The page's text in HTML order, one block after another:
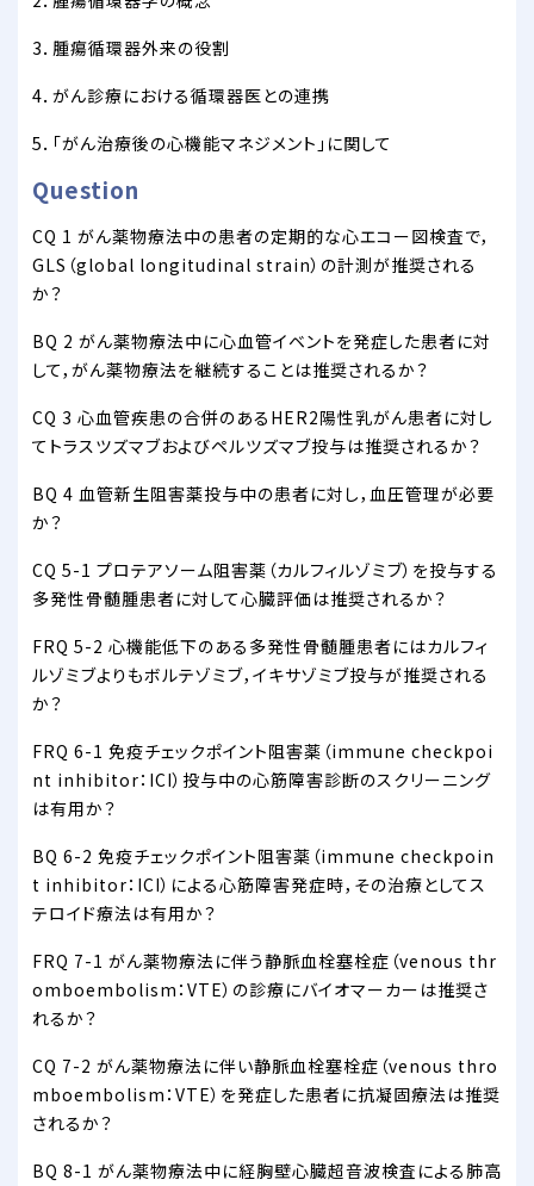
3．腫瘍循環器外来の役割
4．がん診療における循環器医との連携
5．「がん治療後の心機能マネジメント」に関して
Question
CQ 1 がん薬物療法中の患者の定期的な心エコー図検査で，
GLS（global longitudinal strain）の計測が推奨される
か？
BQ 2 がん薬物療法中に心血管イベントを発症した患者に対
して，がん薬物療法を継続することは推奨されるか？
CQ 3 心血管疾患の合併のあるHER2陽性乳がん患者に対し
てトラスツズマブおよびペルツズマブ投与は推奨されるか？
BQ 4 血管新生阻害薬投与中の患者に対し，血圧管理が必要
か？
CQ 5-1 プロテアソーム阻害薬（カルフィルゾミブ）を投与する
多発性骨髄腫患者に対して心臓評価は推奨されるか？
FRQ 5-2 心機能低下のある多発性骨髄腫患者にはカルフィ
ルゾミブよりもボルテゾミブ，イキサゾミブ投与が推奨される
か？
FRQ 6-1 免疫チェックポイント阻害薬（immune checkpoi
nt inhibitor：ICI）投与中の心筋障害診断のスクリーニング
は有用か？
BQ 6-2 免疫チェックポイント阻害薬（immune checkpoin
t inhibitor：ICI）による心筋障害発症時，その治療としてス
テロイド療法は有用か？
FRQ 7-1 がん薬物療法に伴う静脈血栓塞栓症（venous thr
omboembolism：VTE）の診療にバイオマーカーは推奨さ
れるか？
CQ 7-2 がん薬物療法に伴い静脈血栓塞栓症（venous thro
mboembolism：VTE）を発症した患者に抗凝固療法は推奨
されるか？
BQ 8-1 がん薬物療法中に経胸壁心臓超音波検査による肺高